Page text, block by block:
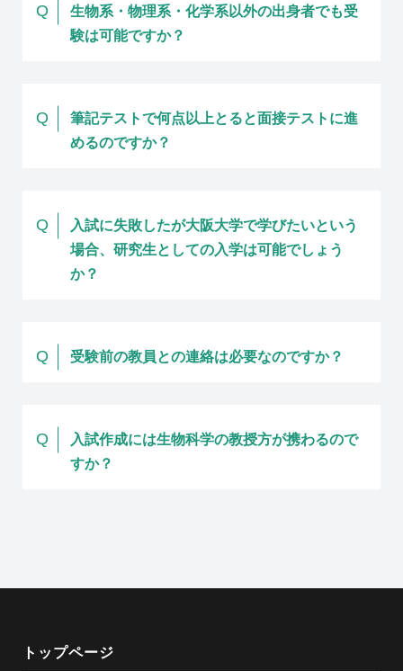
Q
生物系・物理系・化学系以外の出身者でも受
験は可能ですか？
Q
筆記テストで何点以上とると面接テストに進
めるのですか？
Q
入試に失敗したが大阪大学で学びたいという
場合、研究生としての入学は可能でしょう
か？
Q 受験前の教員との連絡は必要なのですか？
Q
入試作成には生物科学の教授方が携わるので
すか？
トップページ